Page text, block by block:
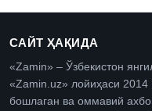
САЙТ ҲАҚИДА
«Zamin» – Ўзбекистон
«Zamin.uz» лойиҳаси
бошлаган ва оммавий